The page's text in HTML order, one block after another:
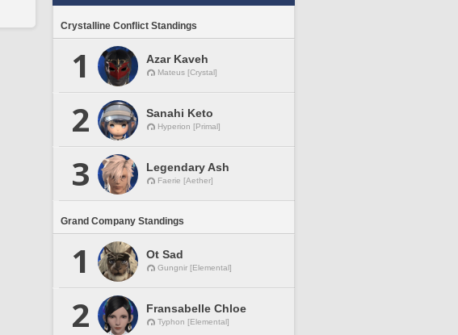
Crystalline Conflict Standings
1 Azar Kaveh
Mateus [Crystal]
2 Sanahi Keto
Hyperion [Primal]
3 Legendary Ash
Faerie [Aether]
Grand Company Standings
1 Ot Sad
Gungnir [Elemental]
2 Fransabelle Chloe
Typhon [Elemental]